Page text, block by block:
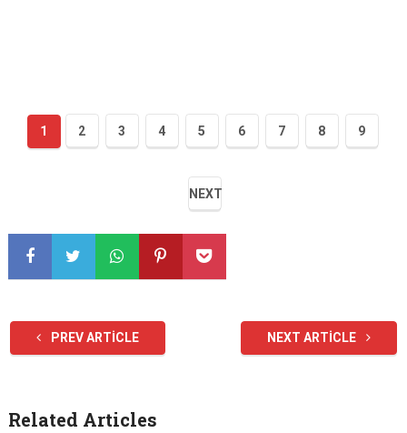
1 2 3 4 5 6 7 8 9
NEXT
PREV ARTICLE NEXT ARTICLE
Related Articles